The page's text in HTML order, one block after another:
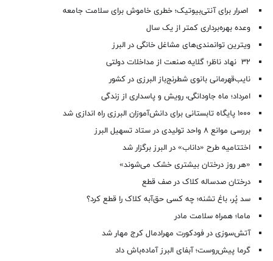
اصرار برای آنتی‌بیوتیک؛ خطری خاموش برای سلامت جامعه
وعده بهره‌برداری کمتر از یک سال
ویترین توانمندی‌های مشاغل خانگی در البرز
۳۲ نهاد ناظر؛ گلایه صنعت از مداخلات دولتی
نایب‌قهرمانی بانوی شطرنج‌باز البرزی در کشور
امرداد؛ ماه جاودانگی، رویش و پاسداری از زندگی
۱۰۰۰ پایگاه تابستانی برای دانش‌آموزان البرزی راه اندازی شد
بررسی موانع ۸ واحد تولیدی در ستاد تسهیل البرز
اختتامیه طرح «داناب» در البرز برگزار شد
«هر روز درختان بیشتری خشک می‌شوند»
درختان صدساله کلاک در صف قطع
سد پُر، باغ تشنه؛ چه کسی حق‌آبه کلاک را قطع کرد؟
ماما؛ همراه سلامت مادر
آتش‌سوزی در فودکورت مهرادمال کرج مهار شد
گرما پیش‌روست؛ آبفای البرز آماده‌باش داد